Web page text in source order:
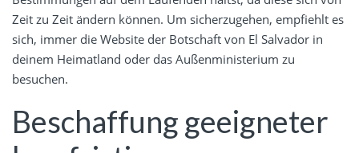
Zeit zu Zeit ändern können. Um sicherzugehen, empfiehlt es
sich, immer die Website der Botschaft von El Salvador in
deinem Heimatland oder das Außenministerium zu
besuchen.
Beschaffung geeigneter